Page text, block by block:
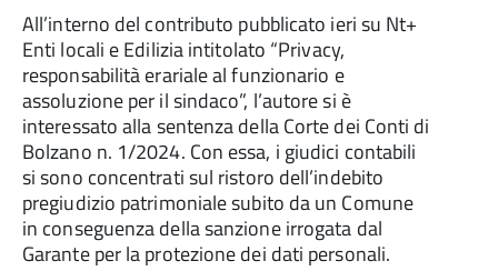
All’interno del contributo pubblicato ieri su Nt+
Enti locali e Edilizia intitolato “Privacy,
responsabilità erariale al funzionario e
assoluzione per il sindaco”, l’autore si è
interessato alla sentenza della Corte dei Conti di
Bolzano n. 1/2024. Con essa, i giudici contabili
si sono concentrati sul ristoro dell’indebito
pregiudizio patrimoniale subito da un Comune
in conseguenza della sanzione irrogata dal
Garante per la protezione dei dati personali.